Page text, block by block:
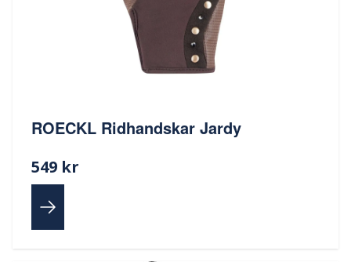
ROECKL Ridhandskar Jardy
549 kr